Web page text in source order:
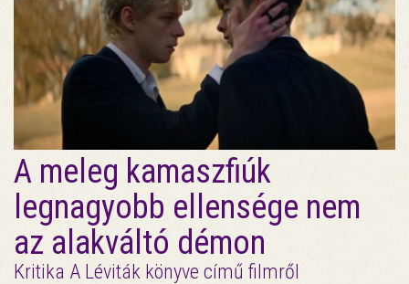
A meleg kamaszfiúk
legnagyobb ellensége nem
az alakváltó démon
Kritika A Léviták könyve című filmről